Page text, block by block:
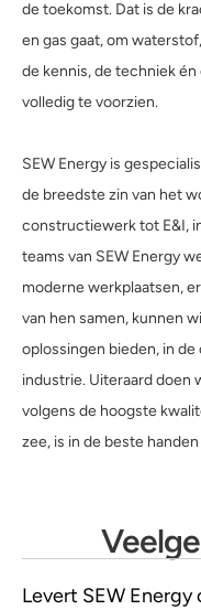
de toekomst. Dat is de
en gas gaat, om
de kennis, de techniek
volledig te voorzien.
SEW Energy is
de breedste zin van het
constructiewerk tot E&I,
teams van SEW Energy
moderne werkplaatsen,
van hen samen, kunnen
oplossingen bieden, in
industrie. Uiteraard doen
volgens de hoogste
zee, is in de beste
Levert SEW